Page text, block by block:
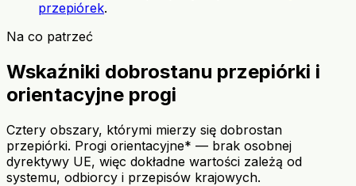
przepiórek.
Na co patrzeć
Wskaźniki dobrostanu przepiórki i
orientacyjne progi
Cztery obszary, którymi mierzy się dobrostan
przepiórki. Progi orientacyjne* — brak osobnej
dyrektywy UE, więc dokładne wartości zależą od
systemu, odbiorcy i przepisów krajowych.